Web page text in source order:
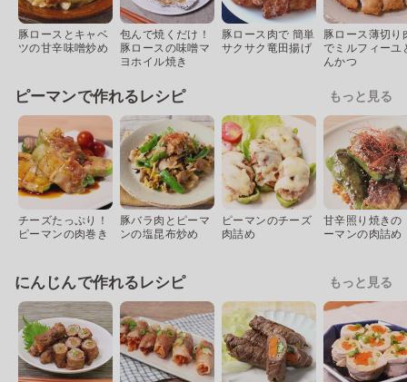
豚ロースとキャベ
ツの甘辛味噌炒め
包んで焼くだけ！
豚ロースの味噌マ
ヨホイル焼き
豚ロース肉で 簡単
サクサク竜田揚げ
豚ロース薄切り
でミルフィーユ
んかつ
ピーマンで作れるレシピ もっと見る
チーズたっぷり！
ピーマンの肉巻き
豚バラ肉とピーマ
ンの塩昆布炒め
ピーマンのチーズ
肉詰め
甘辛照り焼きの
ーマンの肉詰め
にんじんで作れるレシピ もっと見る